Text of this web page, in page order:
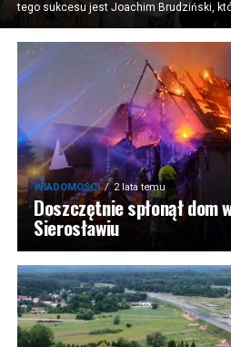
tego sukcesu jest Joachim Brudziński,
WIADOMOŚCI 2 lata temu
Doszczętnie spłonął dom
Sierosławiu